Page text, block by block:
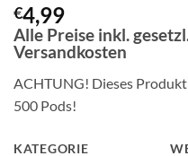
€4,99
Alle Preise inkl.
Versandkosten
ACHTUNG! Dieses
500 Pods!
KATEGORIE